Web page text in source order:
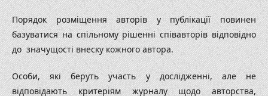
Порядок розміщення авторів у публікації повинен
базуватися на спільному рішенні співавторів відповідно
до значущості внеску кожного автора.
Особи, які беруть участь у дослідженні, але не
відповідають критеріям журналу щодо авторства,